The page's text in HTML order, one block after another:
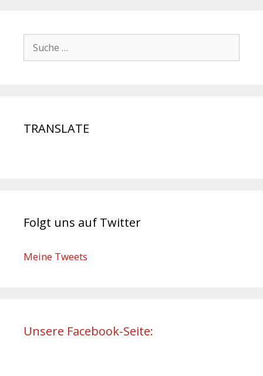
TRANSLATE
Folgt uns auf Twitter
Meine Tweets
Unsere Facebook-Seite: